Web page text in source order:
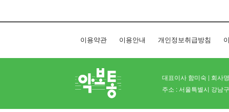
이용약관 이용안내 개인정보취급방침
대표이사 함미숙 | 회사
주소 : 서울특별시 강남